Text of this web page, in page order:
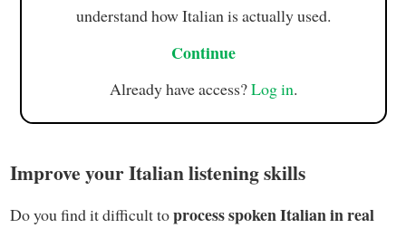
understand how Italian is actually used.
Continue
Already have access?Log in.
Improve your Italian listening skills
Do you find it difficult toprocess spoken Italian in real